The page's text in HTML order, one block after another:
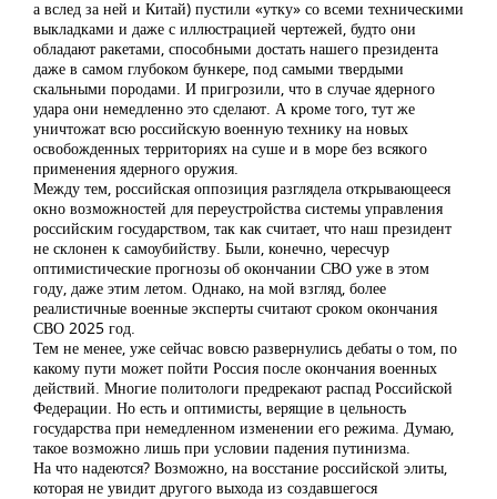
а вслед за ней и Китай) пустили «утку» со всеми техническими
выкладками и даже с иллюстрацией чертежей, будто они
обладают ракетами, способными достать нашего президента
даже в самом глубоком бункере, под самыми твердыми
скальными породами. И пригрозили, что в случае ядерного
удара они немедленно это сделают. А кроме того, тут же
уничтожат всю российскую военную технику на новых
освобожденных территориях на суше и в море без всякого
применения ядерного оружия.
Между тем, российская оппозиция разглядела открывающееся
окно возможностей для переустройства системы управления
российским государством, так как считает, что наш президент
не склонен к самоубийству. Были, конечно, чересчур
оптимистические прогнозы об окончании СВО уже в этом
году, даже этим летом. Однако, на мой взгляд, более
реалистичные военные эксперты считают сроком окончания
СВО 2025 год.
Тем не менее, уже сейчас вовсю развернулись дебаты о том, по
какому пути может пойти Россия после окончания военных
действий. Многие политологи предрекают распад Российской
Федерации. Но есть и оптимисты, верящие в цельность
государства при немедленном изменении его режима. Думаю,
такое возможно лишь при условии падения путинизма.
На что надеются? Возможно, на восстание российской элиты,
которая не увидит другого выхода из создавшегося